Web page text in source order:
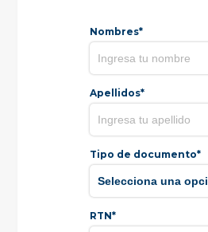
Nombres*
Apellidos*
Tipo de documento*
RTN*